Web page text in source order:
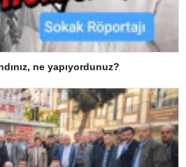
ne yapıyordunuz?